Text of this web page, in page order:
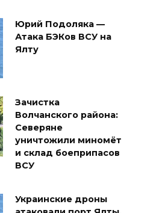
Юрий Подоляка —
Атака БЭКов ВСУ на
Ялту
Зачистка
Волчанского района:
Северяне
уничтожили миномёт
и склад боеприпасов
ВСУ
Украинские дроны